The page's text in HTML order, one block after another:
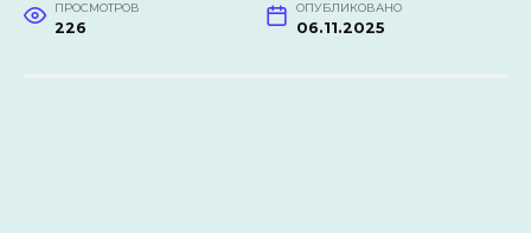
ПРОСМОТРОВ
226
ОПУБЛИКОВАНО
06.11.2025